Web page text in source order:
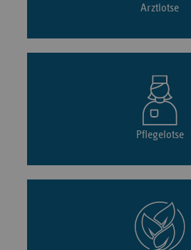
Arztlotse
Pflegelotse